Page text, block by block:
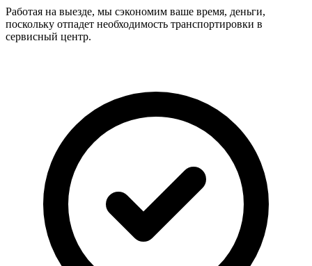
Работая на выезде, мы сэкономим ваше время, деньги,
поскольку отпадет необходимость транспортировки в
сервисный центр.